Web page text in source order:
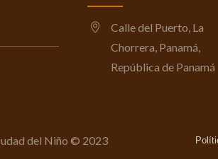
Calle del Puerto, La
Chorrera, Panamá,
República de Panamá
del Niño © 2023